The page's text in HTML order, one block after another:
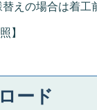
えの場合は着工
】
ード